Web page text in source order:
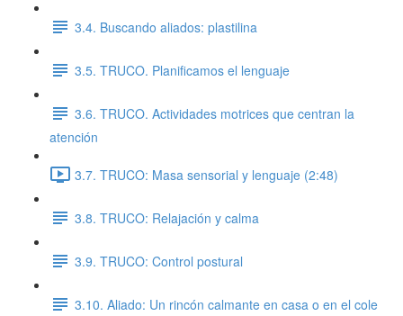
3.4. Buscando aliados: plastilina
3.5. TRUCO. Planificamos el lenguaje
3.6. TRUCO. Actividades motrices que centran la
atención
3.7. TRUCO: Masa sensorial y lenguaje (2:48)
3.8. TRUCO: Relajación y calma
3.9. TRUCO: Control postural
3.10. Aliado: Un rincón calmante en casa o en el cole